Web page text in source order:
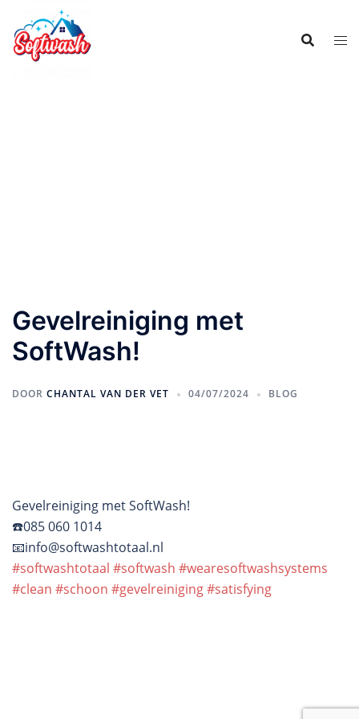
Gevelreiniging met
SoftWash!
DOOR CHANTAL VAN DER VET 04/07/2024 BLOG
Gevelreiniging met SoftWash!
☎️085 060 1014
📧info@softwashtotaal.nl
#softwashtotaal #softwash #wearesoftwashsystems
#clean #schoon #gevelreiniging#satisfying